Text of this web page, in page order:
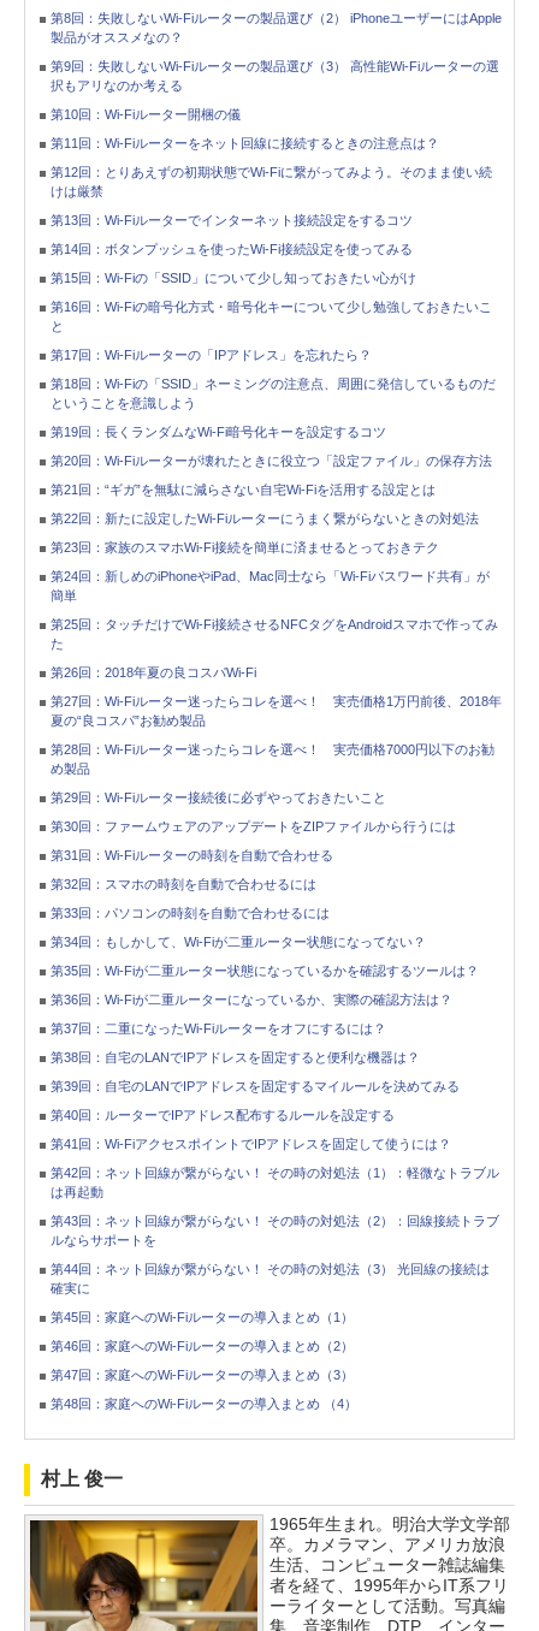
第8回：失敗しないWi-Fiルーターの製品選び（2） iPhoneユーザーにはApple
製品がオススメなの？
第9回：失敗しないWi-Fiルーターの製品選び（3） 高性能Wi-Fiルーターの選
択もアリなのか考える
第10回：Wi-Fiルーター開梱の儀
第11回：Wi-Fiルーターをネット回線に接続するときの注意点は？
第12回：とりあえずの初期状態でWi-Fiに繋がってみよう。そのまま使い続
けは厳禁
第13回：Wi-Fiルーターでインターネット接続設定をするコツ
第14回：ボタンプッシュを使ったWi-Fi接続設定を使ってみる
第15回：Wi-Fiの「SSID」について少し知っておきたい心がけ
第16回：Wi-Fiの暗号化方式・暗号化キーについて少し勉強しておきたいこ
と
第17回：Wi-Fiルーターの「IPアドレス」を忘れたら？
第18回：Wi-Fiの「SSID」ネーミングの注意点、周囲に発信しているものだ
ということを意識しよう
第19回：長くランダムなWi-Fi暗号化キーを設定するコツ
第20回：Wi-Fiルーターが壊れたときに役立つ「設定ファイル」の保存方法
第21回：“ギガ”を無駄に減らさない自宅Wi-Fiを活用する設定とは
第22回：新たに設定したWi-Fiルーターにうまく繋がらないときの対処法
第23回：家族のスマホWi-Fi接続を簡単に済ませるとっておきテク
第24回：新しめのiPhoneやiPad、Mac同士なら「Wi-Fiパスワード共有」が
簡単
第25回：タッチだけでWi-Fi接続させるNFCタグをAndroidスマホで作ってみ
た
第26回：2018年夏の良コスパWi-Fi
第27回：Wi-Fiルーター迷ったらコレを選べ！ 実売価格1万円前後、2018年
夏の“良コスパ”お勧め製品
第28回：Wi-Fiルーター迷ったらコレを選べ！ 実売価格7000円以下のお勧
め製品
第29回：Wi-Fiルーター接続後に必ずやっておきたいこと
第30回：ファームウェアのアップデートをZIPファイルから行うには
第31回：Wi-Fiルーターの時刻を自動で合わせる
第32回：スマホの時刻を自動で合わせるには
第33回：パソコンの時刻を自動で合わせるには
第34回：もしかして、Wi-Fiが二重ルーター状態になってない？
第35回：Wi-Fiが二重ルーター状態になっているかを確認するツールは？
第36回：Wi-Fiが二重ルーターになっているか、実際の確認方法は？
第37回：二重になったWi-Fiルーターをオフにするには？
第38回：自宅のLANでIPアドレスを固定すると便利な機器は？
第39回：自宅のLANでIPアドレスを固定するマイルールを決めてみる
第40回：ルーターでIPアドレス配布するルールを設定する
第41回：Wi-FiアクセスポイントでIPアドレスを固定して使うには？
第42回：ネット回線が繋がらない！ その時の対処法（1）：軽微なトラブル
は再起動
第43回：ネット回線が繋がらない！ その時の対処法（2）：回線接続トラブ
ルならサポートを
第44回：ネット回線が繋がらない！ その時の対処法（3） 光回線の接続は
確実に
第45回：家庭へのWi-Fiルーターの導入まとめ（1）
第46回：家庭へのWi-Fiルーターの導入まとめ（2）
第47回：家庭へのWi-Fiルーターの導入まとめ（3）
第48回：家庭へのWi-Fiルーターの導入まとめ （4）
村上 俊一
1965年生まれ。明治大学文学部
卒。カメラマン、アメリカ放浪
生活、コンピューター雑誌編集
者を経て、1995年からIT系フリ
ーライターとして活動。写真編
集、音楽制作、DTP、インター